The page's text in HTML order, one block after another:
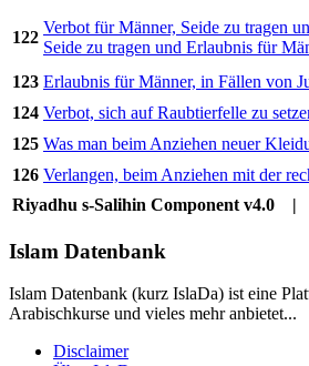
122
Verbot für Männer, Seide zu tragen
Seide zu tragen und Erlaubnis für
123 Erlaubnis für Männer, in Fällen von
124 Verbot, sich auf Raubtierfelle zu
125 Was man beim Anziehen neuer
126 Verlangen, beim Anziehen mit der
Riyadhu s-Salihin Component v4.0
Islam Datenbank
Islam Datenbank (kurz IslaDa) ist eine
Arabischkurse und vieles mehr anbietet...
Disclaimer